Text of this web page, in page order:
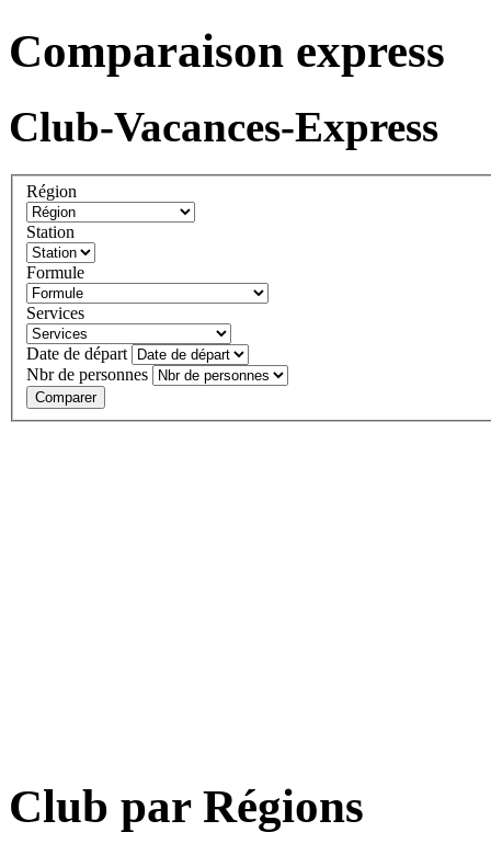
Comparaison express
Club-Vacances-Express
Région
Station
Formule
Services
Date de départ
Nbr de personnes
Comparer
Club par Régions